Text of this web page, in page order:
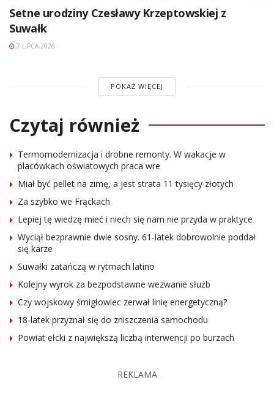
Setne urodziny Czesławy Krzeptowskiej z
Suwałk
7 LIPCA 2026
POKAŻ WIĘCEJ
Czytaj również
Termomodernizacja i drobne remonty. W wakacje w
placówkach oświatowych praca wre
Miał być pellet na zimę, a jest strata 11 tysięcy złotych
Za szybko we Frąckach
Lepiej tę wiedzę mieć i niech się nam nie przyda w praktyce
Wyciął bezprawnie dwie sosny. 61-latek dobrowolnie poddał
się karze
Suwałki zatańczą w rytmach latino
Kolejny wyrok za bezpodstawne wezwanie służb
Czy wojskowy śmigłowiec zerwał linię energetyczną?
18-latek przyznał się do zniszczenia samochodu
Powiat ełcki z największą liczbą interwencji po burzach
REKLAMA